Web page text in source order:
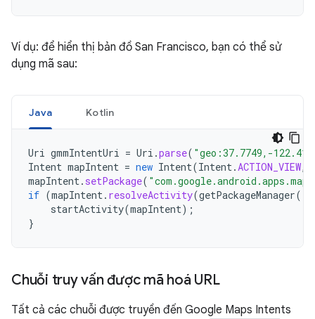
Ví dụ: để hiển thị bản đồ San Francisco, bạn có thể sử
dụng mã sau:
Java Kotlin
Uri gmmIntentUri = Uri .parse( "geo:37.7749,-
Intent mapIntent = new Intent(Intent.ACTION_VIEW,
mapIntent. setPackage(
if (mapIntent. resolveActivity(getPackageManager())
startActivity(mapIntent);
}
Chuỗi truy vấn được mã hoá URL
Tất cả các chuỗi được truyền đến Google Maps Intents